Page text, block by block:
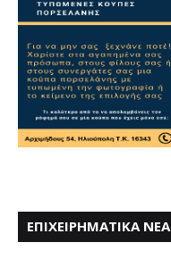
ΕΠΙΧΕΙΡΗΜΑΤΙΚΑ ΝΕΑ